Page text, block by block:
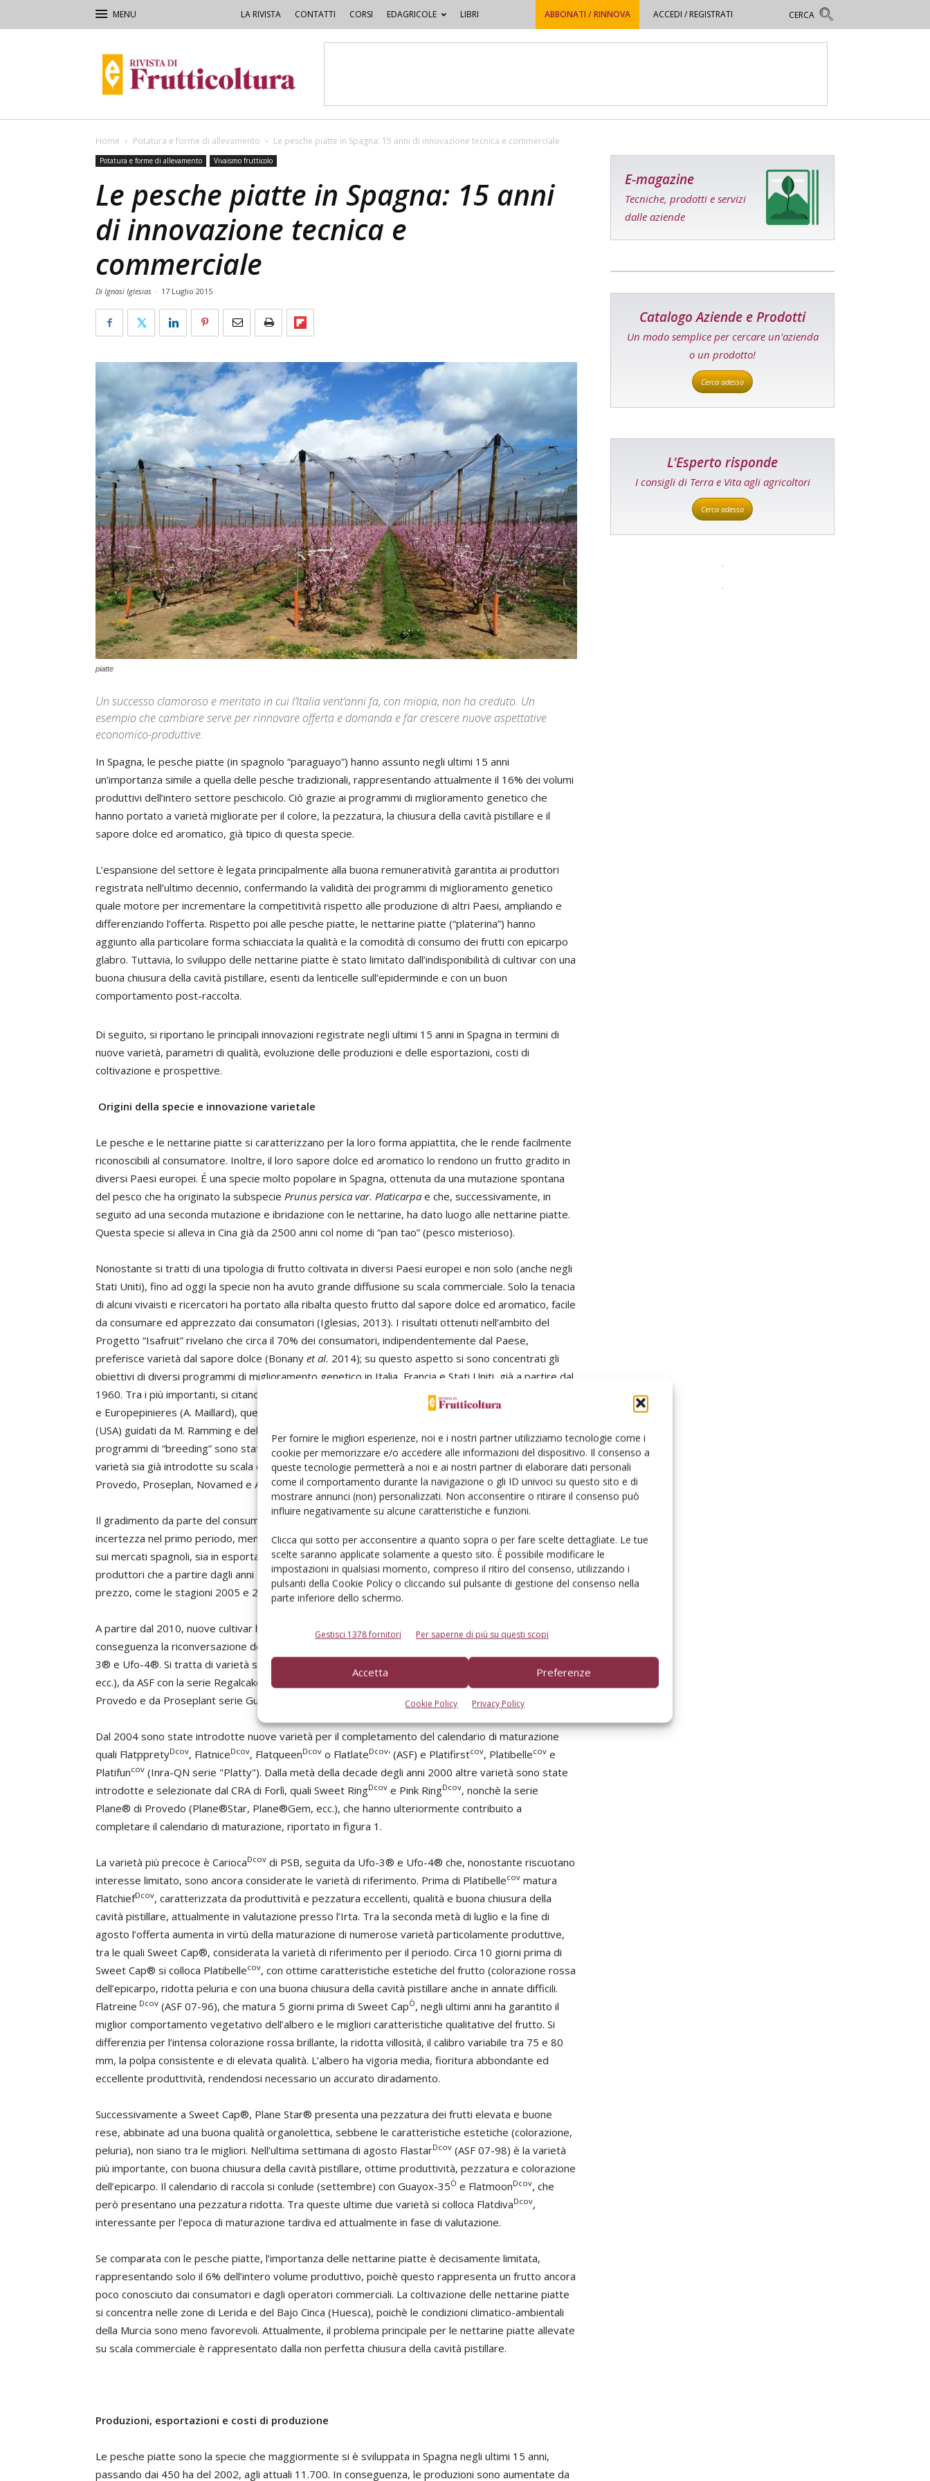
Per fornire le migliori esperienze, noi e i nostri partner utilizziamo tecnologie come i
cookie per memorizzare e/o accedere alle informazioni del dispositivo. Il consenso a
queste tecnologie permetterà a noi e ai nostri partner di elaborare dati personali
come il comportamento durante la navigazione o gli ID univoci su questo sito e di
mostrare annunci (non) personalizzati. Non acconsentire o ritirare il consenso può
influire negativamente su alcune caratteristiche e funzioni.
Clicca qui sotto per acconsentire a quanto sopra o per fare scelte dettagliate. Le tue
scelte saranno applicate solamente a questo sito. È possibile modificare le
impostazioni in qualsiasi momento, compreso il ritiro del consenso, utilizzando i
pulsanti della Cookie Policy o cliccando sul pulsante di gestione del consenso nella
parte inferiore dello schermo.
Gestisci 1378 fornitori Per saperne di più su questi scopi
Accetta Preferenze
Cookie Policy Privacy Policy
LA RIVISTA CONTATTI CORSI EDAGRICOLE LIBRI ABBONATI / RINNOVA ACCEDI / REGISTRATI
di
Frutticoltura
Home Potatura e forme di allevamento Le pesche piatte in Spagna: 15 anni di innovazione tecnica e commerciale
Potatura e forme di allevamento Vivaismo frutticolo
Le pesche piatte in Spagna: 15 anni
di innovazione tecnica e
commerciale
Di Ignasi Iglesias - 17 Luglio 2015
piatte
Un successo clamoroso e meritato in cui l’Italia vent’anni fa, con miopia, non ha creduto. Un
esempio che cambiare serve per rinnovare offerta e domanda e far crescere nuove aspettative
economico-produttive.
In Spagna, le pesche piatte (in spagnolo “paraguayo”) hanno assunto negli ultimi 15 anni
un’importanza simile a quella delle pesche tradizionali, rappresentando attualmente il 16% dei volumi
produttivi dell’intero settore peschicolo. Ciò grazie ai programmi di miglioramento genetico che
hanno portato a varietà migliorate per il colore, la pezzatura, la chiusura della cavità pistillare e il
sapore dolce ed aromatico, già tipico di questa specie.
L’espansione del settore è legata principalmente alla buona remuneratività garantita ai produttori
registrata nell’ultimo decennio, confermando la validità dei programmi di miglioramento genetico
quale motore per incrementare la competitività rispetto alle produzione di altri Paesi, ampliando e
differenziando l’offerta. Rispetto poi alle pesche piatte, le nettarine piatte (“platerina”) hanno
aggiunto alla particolare forma schiacciata la qualità e la comodità di consumo dei frutti con epicarpo
glabro. Tuttavia, lo sviluppo delle nettarine piatte è stato limitato dall’indisponibilità di cultivar con una
buona chiusura della cavità pistillare, esenti da lenticelle sull’epiderminde e con un buon
comportamento post-raccolta.
Di seguito, si riportano le principali innovazioni registrate negli ultimi 15 anni in Spagna in termini di
nuove varietà, parametri di qualità, evoluzione delle produzioni e delle esportazioni, costi di
coltivazione e prospettive.
Origini della specie e innovazione varietale
Le pesche e le nettarine piatte si caratterizzano per la loro forma appiattita, che le rende facilmente
riconoscibili al consumatore. Inoltre, il loro sapore dolce ed aromatico lo rendono un frutto gradito in
diversi Paesi europei. É una specie molto popolare in Spagna, ottenuta da una mutazione spontana
del pesco che ha originato la subspecie Prunus persica var. Platicarpa e che, successivamente, in
seguito ad una seconda mutazione e ibridazione con le nettarine, ha dato luogo alle nettarine piatte.
Questa specie si alleva in Cina già da 2500 anni col nome di “pan tao” (pesco misterioso).
Nonostante si tratti di una tipologia di frutto coltivata in diversi Paesi europei e non solo (anche negli
Stati Uniti), fino ad oggi la specie non ha avuto grande diffusione su scala commerciale. Solo la tenacia
di alcuni vivaisti e ricercatori ha portato alla ribalta questo frutto dal sapore dolce ed aromatico, facile
da consumare ed apprezzato dai consumatori (Iglesias, 2013). I risultati ottenuti nell’ambito del
Progetto “Isafruit” rivelano che circa il 70% dei consumatori, indipendentemente dal Paese,
preferisce varietà dal sapore dolce (Bonany et al. 2014); su questo aspetto si sono concentrati gli
obiettivi di diversi programmi di miglioramento genetico in Italia, Francia e Stati Uniti, già a partire dal
1960. Tra i più importanti, si citano i programmi francesi condotti dall’Inra di Bordeaxu (R. Monet)
e Europepinieres (A. Maillard), quelli del CRA di Roma guidati dal A. Nicotra e L. Conte, quelli dell’USDA
(USA) guidati da M. Ramming e dell’Università di Rutgers (New Jersey) da J. Goffreda. Altri
programmi di “breeding” sono stati avviati successivamente, dai quali sono state ottenute numerose
varietà sia già introdotte su scala commerciale, sia in fase avanzata di valutazione, come nel caso di
Provedo, Proseplan, Novamed e ASF-IRTA-Fruit Futur.
Il gradimento da parte del consumatore per questa nuova tipologia di frutto ha avuto qualche
incertezza nel primo periodo, mentre successivamente si è assistito ad un successo insperato, sia
sui mercati spagnoli, sia in esportazione. Ciò si è tradotto in un aumento della remuneratività per i
produttori che a partire dagli anni 2000 ha superato il valore di 1 €/kg, anche in annate di forte crisi di
prezzo, come le stagioni 2005 e 2011.
A partire dal 2010, nuove cultivar hanno ampliato e/o completato la gamma varietale avviando di
conseguenza la riconversazione dei primi impianti che utilizzavano, principlamente, Sweet Cap®, Ufo-
3® e Ufo-4®. Si tratta di varietà selezionate da PSB Producción Vegetal (es. Carioca
ecc.), da ASF con la serie Regalcake (Flatchief
Dcov
ecc.), dall’Inra-QN, da
Provedo e da Proseplant serie Guayox
Dal 2004 sono state introdotte nuove varietà per il completamento del calendario di maturazione
quali FlatppretyDcov, FlatniceDcov, FlatqueenDcov o FlatlateDcov' (ASF) e Platifirstcov, Platibellecov e
Platifuncov (Inra-QN serie "Platty"). Dalla metà della decade degli anni 2000 altre varietà sono state
introdotte e selezionate dal CRA di Forlì, quali Sweet RingDcov e Pink RingDcov, nonchè la serie
Plane® di Provedo (Plane®Star, Plane®Gem, ecc.), che hanno ulteriormente contribuito a
completare il calendario di maturazione, riportato in figura 1.
La varietà più precoce è CariocaDcov di PSB, seguita da Ufo-3® e Ufo-4® che, nonostante riscuotano
interesse limitato, sono ancora considerate le varietà di riferimento. Prima di Platibellecov matura
FlatchiefDcov, caratterizzata da produttività e pezzatura eccellenti, qualità e buona chiusura della
cavità pistillare, attualmente in valutazione presso l’Irta. Tra la seconda metà di luglio e la fine di
agosto l’offerta aumenta in virtù della maturazione di numerose varietà particolamente produttive,
tra le quali Sweet Cap®, considerata la varietà di riferimento per il periodo. Circa 10 giorni prima di
Sweet Cap® si colloca Platibellecov, con ottime caratteristiche estetiche del frutto (colorazione rossa
dell’epicarpo, ridotta peluria e con una buona chiusura della cavità pistillare anche in annate difficili.
Flatreine Dcov (ASF 07-96), che matura 5 giorni prima di Sweet CapÒ, negli ultimi anni ha garantito il
miglior comportamento vegetativo dell’albero e le migliori caratteristiche qualitative del frutto. Si
differenzia per l’intensa colorazione rossa brillante, la ridotta villosità, il calibro variabile tra 75 e 80
mm, la polpa consistente e di elevata qualità. L’albero ha vigoria media, fioritura abbondante ed
eccellente produttività, rendendosi necessario un accurato diradamento.
Successivamente a Sweet Cap®, Plane Star® presenta una pezzatura dei frutti elevata e buone
rese, abbinate ad una buona qualità organolettica, sebbene le caratteristiche estetiche (colorazione,
peluria), non siano tra le migliori. Nell’ultima settimana di agosto FlastarDcov (ASF 07-98) è la varietà
più importante, con buona chiusura della cavità pistillare, ottime produttività, pezzatura e colorazione
dell’epicarpo. Il calendario di raccola si conlude (settembre) con Guayox-35Ò e FlatmoonDcov, che
però presentano una pezzatura ridotta. Tra queste ultime due varietà si colloca FlatdivaDcov,
interessante per l’epoca di maturazione tardiva ed attualmente in fase di valutazione.
Se comparata con le pesche piatte, l’importanza delle nettarine piatte è decisamente limitata,
rappresentando solo il 6% dell’intero volume produttivo, poichè questo rappresenta un frutto ancora
poco conosciuto dai consumatori e dagli operatori commerciali. La coltivazione delle nettarine piatte
si concentra nelle zone di Lerida e del Bajo Cinca (Huesca), poichè le condizioni climatico-ambientali
della Murcia sono meno favorevoli. Attualmente, il problema principale per le nettarine piatte allevate
su scala commerciale è rappresentato dalla non perfetta chiusura della cavità pistillare.
Produzioni, esportazioni e costi di produzione
Le pesche piatte sono la specie che maggiormente si è sviluppata in Spagna negli ultimi 15 anni,
passando dai 450 ha del 2002, agli attuali 11.700. In conseguenza, le produzioni sono aumentate da
E-magazine
Tecniche, prodotti e servizi
dalle aziende
Catalogo Aziende e Prodotti
Un modo semplice per cercare un'azienda
o un prodotto!
Cerca adesso
L'Esperto risponde
I consigli di Terra e Vita agli agricoltori
Cerca adesso